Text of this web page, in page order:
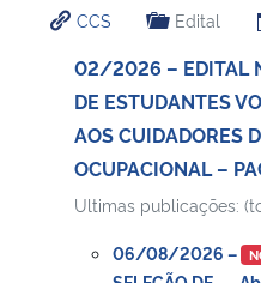
Ministério da Cidadania
Ministério de Minas e Energia
Ministério da Ciência, Tecnologia,
Ministério do Meio Ambiente
CCS Edital
02/2026 – EDITAL
DE ESTUDANTES
AOS CUIDADORES
OCUPACIONAL –
Ultimas publicações:
06/08/2026 –